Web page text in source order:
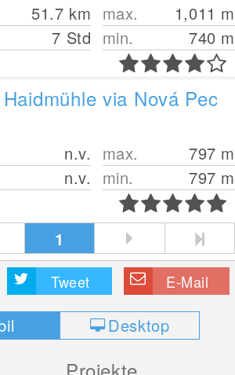
51.7 km
7 Std
max. 1,011 m
min.
740 m
via Nová Pec
n.v.
n.v.
max. 797 m
min.
797 m
1
Tweet E-Mail
Desktop